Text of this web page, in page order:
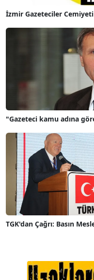
İzmir Gazeteciler Cemiyeti
"Gazeteci kamu adına
TGK'dan Çağrı: Basın